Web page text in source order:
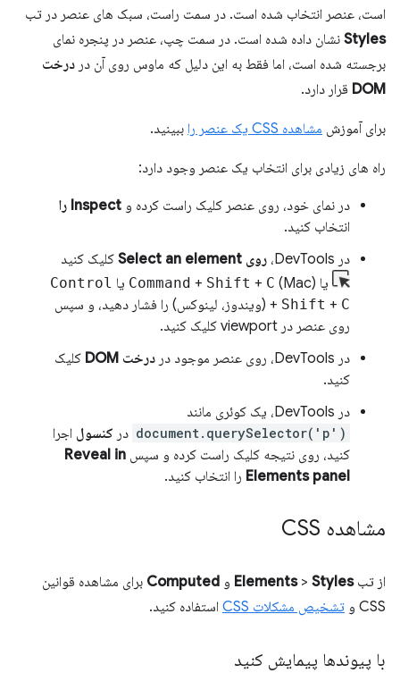
است، عنصر انتخاب شده است. در سمت راست، سبک های عنصر در تب
Styles نشان داده شده است. در سمت چپ، عنصر در پنجره نمای
برجسته شده است، اما فقط به این دلیل که ماوس روی آن در درخت
DOM قرار دارد.
برای آموزش مشاهده CSS یک عنصر را ببینید.
راه های زیادی برای انتخاب یک عنصر وجود دارد:
در نمای خود، روی عنصر کلیک راست کرده و Inspect را
انتخاب کنید.
در DevTools،
روی Select an element
کلیک کنید
یا
Command + Shift + C (Mac) یا Control
+ Shift + C
(ویندوز، لینوکس) را فشار دهید، و سپس
روی عنصر در viewport کلیک کنید.
در DevTools، روی عنصر موجود در
درخت DOM
کلیک
کنید.
در DevTools، یک کوئری مانند
document.querySelector('p') در کنسول اجرا
کنید، روی نتیجه کلیک راست کرده و سپس Reveal in
Elements panel را انتخاب کنید.
مشاهده CSS
از تب Elements> Styles و Computed برای مشاهده قوانین
CSS و
تشخیص مشکلات CSS استفاده کنید.
با پیوندها پیمایش کنید